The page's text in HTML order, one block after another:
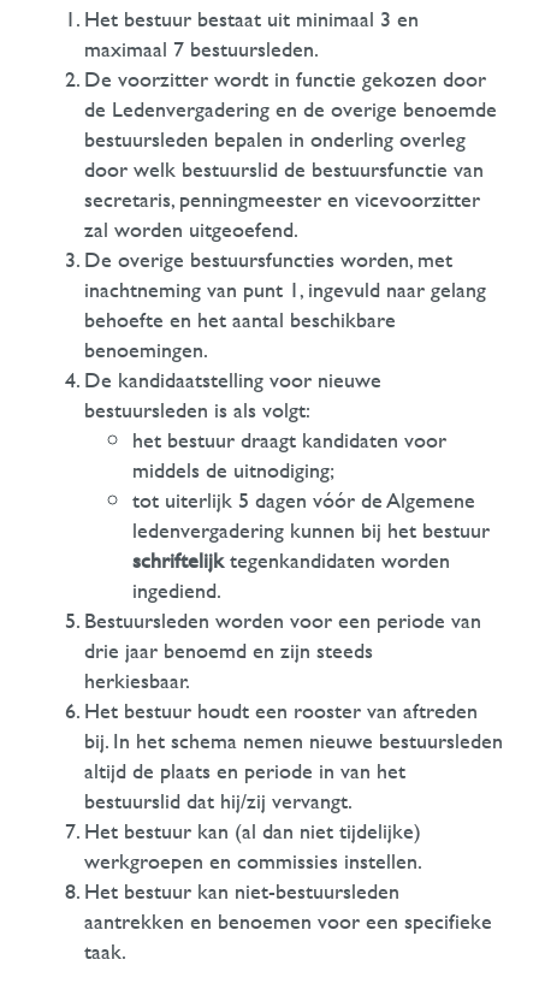
Het bestuur bestaat uit minimaal 3 en
maximaal 7 bestuursleden.
De voorzitter wordt in functie gekozen door
de Ledenvergadering en de overige benoemde
bestuursleden bepalen in onderling overleg
door welk bestuurslid de bestuursfunctie van
secretaris, penningmeester en vicevoorzitter
zal worden uitgeoefend.
De overige bestuursfuncties worden, met
inachtneming van punt 1, ingevuld naar gelang
behoefte en het aantal beschikbare
benoemingen.
De kandidaatstelling voor nieuwe
bestuursleden is als volgt:
het bestuur draagt kandidaten voor
middels de uitnodiging;
tot uiterlijk 5 dagen vóór de Algemene
ledenvergadering kunnen bij het bestuur
schriftelijktegenkandidaten worden
ingediend.
Bestuursleden worden voor een periode van
drie jaar benoemd en zijn steeds
Het bestuur houdt een rooster van aftreden
bij. In het schema nemen nieuwe bestuursleden
altijd de plaats en periode in van het
bestuurslid dat hij/zij vervangt.
Het bestuur kan (al dan niet tijdelijke)
werkgroepen en commissies instellen.
Het bestuur kan niet-bestuursleden
aantrekken en benoemen voor een specifieke
taak.